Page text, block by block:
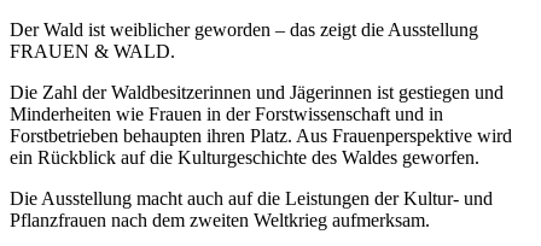
Der Wald ist weiblicher geworden – das zeigt die Ausstellung
FRAUEN & WALD.
Die Zahl der Waldbesitzerinnen und Jägerinnen ist gestiegen und
Minderheiten wie Frauen in der Forstwissenschaft und in
Forstbetrieben behaupten ihren Platz. Aus Frauenperspektive wird
ein Rückblick auf die Kulturgeschichte des Waldes geworfen.
Die Ausstellung macht auch auf die Leistungen der Kultur- und
Pflanzfrauen nach dem zweiten Weltkrieg aufmerksam.